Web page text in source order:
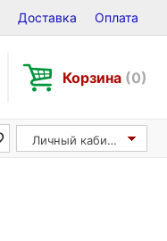
Доставка Оплата
Корзина (0)
Личный кабинет